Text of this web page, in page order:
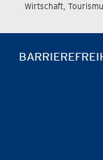
Wirtschaft,